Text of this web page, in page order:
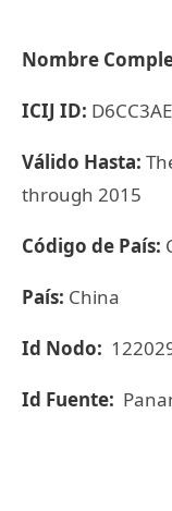
Nombre
ICIJ ID:
Válido Hasta:
through 2015
Código de País:
País: China
Id Nodo:
Id Fuente: